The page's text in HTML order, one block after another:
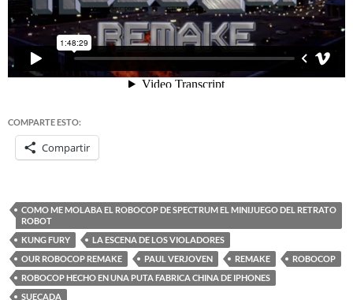
COMPARTE ESTO:
Compartir
COMO ME MOLABA EL ROBOCOP DE SPECTRUM EL MINIJUEGO DEL RETRATO
ROBOT
KUNG FURY
LA ESCENA DE LOS VIOLADORES
OUR ROBOCOP REMAKE
PAUL VERJOVEN REMAKE
ROBOCOP
ROBOCOP HECHO EN UNA PUTA FABRICA CHINA DE IPHONES
SUECADA